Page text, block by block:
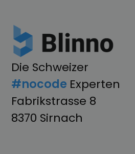
Die Schweizer
#nocode Experten
Fabrikstrasse 8
8370 Sirnach